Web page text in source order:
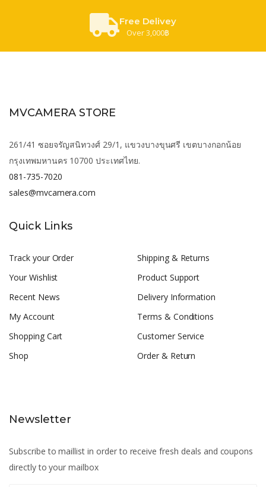
Free Delivey
Over 3,000฿
MVCAMERA STORE
261/41 ซอยจรัญสนิทวงศ์ 29/1, แขวงบางขุนศรี เขตบางกอกน้อย
กรุงเทพมหานคร 10700 ประเทศไทย.
081-735-7020
sales@mvcamera.com
Quick Links
Track your Order
Your Wishlist
Recent News
My Account
Shopping Cart
Shop
Shipping & Returns
Product Support
Delivery Information
Terms & Conditions
Customer Service
Order & Return
Newsletter
Subscribe to maillist in order to receive fresh deals and coupons
directly to your mailbox